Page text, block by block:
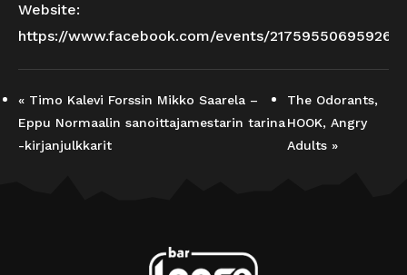
Website:
https://www.facebook.com/events/
« Timo Kalevi Forssin Mikko Saarela –
Eppu Normaalin sanoittajamestarin tarina
-kirjanjulkkarit
The Odorants,
HOOK, Angry
Adults »